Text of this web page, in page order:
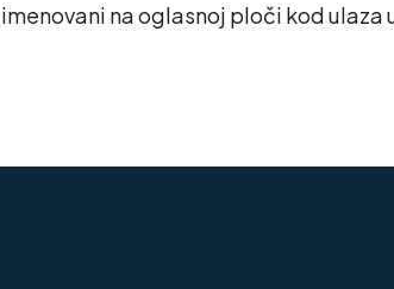
na oglasnoj ploči kod ulaza